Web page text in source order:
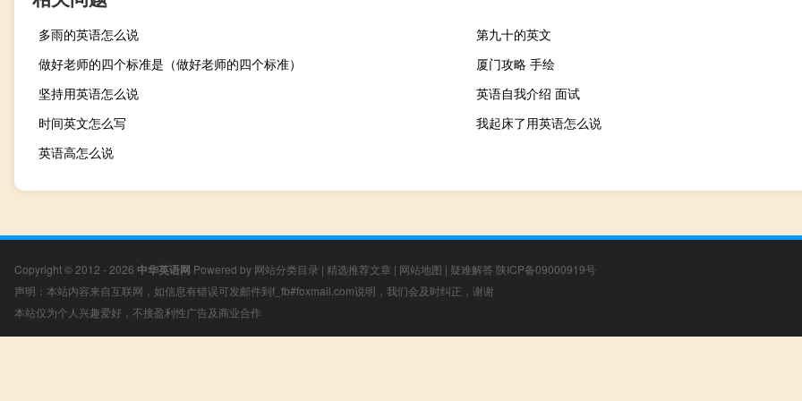
多雨的英语怎么说
第九十的英文
做好老师的四个标准是（做好老师的四个标准）
厦门攻略 手绘
坚持用英语怎么说
英语自我介绍 面试
时间英文怎么写
我起床了用英语怎么说
英语高怎么说
Copyright © 2012 - 2026 中华英语网 Powered by 网站分类目录 | 精选推荐文章 | 网站地图 | 疑难解答 陕ICP备09000919号
声明：本站内容来自互联网，如信息有错误可发邮件到f_fb#foxmail.com说明，我们会及时纠正，谢谢
本站仅为个人兴趣爱好，不接盈利性广告及商业合作